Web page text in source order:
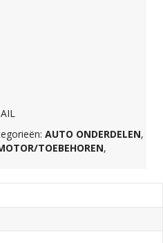
AUTO ONDERDELEN,
TOEBEHOREN,